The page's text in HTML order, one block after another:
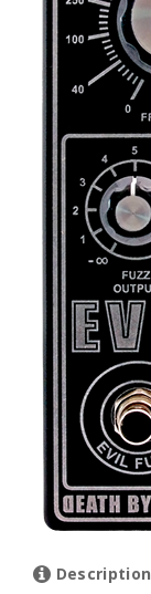
Description